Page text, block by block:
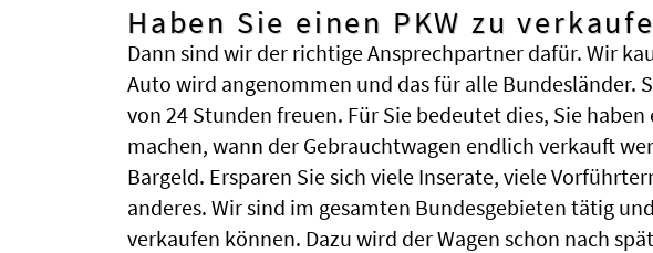
Haben Sie einen PKW zu
Dann sind wir der richtige Ansprechpartner dafür. Wir
Auto wird angenommen und das für alle Bundesländer.
von 24 Stunden freuen. Für Sie bedeutet dies, Sie
machen, wann der Gebrauchtwagen endlich verkauft
Bargeld. Ersparen Sie sich viele Inserate, viele
anderes. Wir sind im gesamten Bundesgebieten tätig
verkaufen können. Dazu wird der Wagen schon nach